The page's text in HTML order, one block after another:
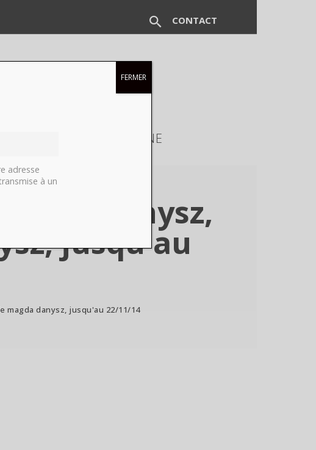
CONTACT
MAGAZINE
Danysz,
jusqu'au
magda danysz, jusqu'au 22/11/14
adresse
à un
FERMER